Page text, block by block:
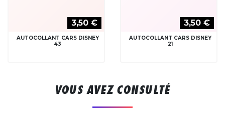
3,50 €
AUTOCOLLANT CARS DISNEY
43
3,50 €
AUTOCOLLANT CARS DISNEY
21
VOUS AVEZ CONSULTÉ